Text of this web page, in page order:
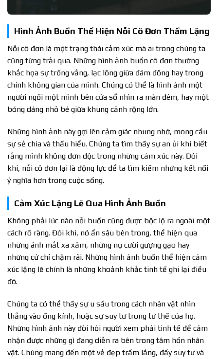
Hình Ảnh Buồn Thể Hiện Nỗi Cô Đơn Thầm Lặng
Nỗi cô đơn là một trạng thái cảm xúc mà ai trong chúng ta
cũng từng trải qua. Những hình ảnh buồn cô đơn thường
khắc họa sự trống vắng, lạc lõng giữa đám đông hay trong
chính không gian của mình. Chúng có thể là hình ảnh một
người ngồi một mình bên cửa sổ nhìn ra màn đêm, hay một
bóng dáng nhỏ bé giữa khung cảnh rộng lớn.
Những hình ảnh này gợi lên cảm giác nhung nhớ, mong cầu
sự sẻ chia và thấu hiểu. Chúng ta tìm thấy sự an ủi khi biết
rằng mình không đơn độc trong những cảm xúc này. Đôi
khi, nỗi cô đơn lại là động lực để ta tìm kiếm những kết nối
ý nghĩa hơn trong cuộc sống.
Cảm Xúc Lặng Lẽ Qua Hình Ảnh Buồn
Không phải lúc nào nỗi buồn cũng được bộc lộ ra ngoài một
cách rõ ràng. Đôi khi, nó ẩn sâu bên trong, thể hiện qua
những ánh mắt xa xăm, những nụ cười gượng gạo hay
những cử chỉ chậm rãi. Những hình ảnh buồn thể hiện cảm
xúc lặng lẽ chính là những khoảnh khắc tinh tế ghi lại điều
đó.
Chúng ta có thể thấy sự u sầu trong cách nhân vật nhìn
thẳng vào ống kính, hoặc sự suy tư trong tư thế của họ.
Những hình ảnh này đòi hỏi người xem phải tinh tế để cảm
nhận được những gì đang diễn ra bên trong tâm hồn nhân
vật. Chúng mang đến một vẻ đẹp trầm lắng, đầy suy tư và